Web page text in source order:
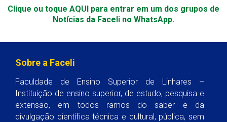
Clique ou toque AQUI para entrar em um dos grupos de
Notícias da Faceli no WhatsApp.
Sobre a Faceli
Faculdade de Ensino Superior de Linhares –
Instituição de ensino superior, de estudo, pesquisa e
extensão, em todos ramos do saber e da
divulgação científica técnica e cultural, pública, sem